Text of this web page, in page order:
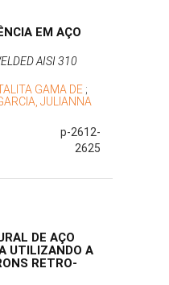
EM AÇO
AISI 310
GAMA DE ;
JULIANNA
p-2612-
2625
DE AÇO
UTILIZANDO A
RETRO-